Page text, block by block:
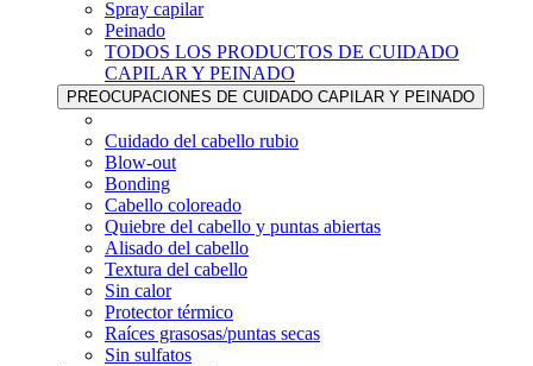
Spray capilar
Peinado
TODOS LOS PRODUCTOS DE CUIDADO
CAPILAR Y PEINADO
PREOCUPACIONES DE CUIDADO CAPILAR Y PEINADO
Cuidado del cabello rubio
Blow-out
Bonding
Cabello coloreado
Quiebre del cabello y puntas abiertas
Alisado del cabello
Textura del cabello
Sin calor
Protector térmico
Raíces grasosas/puntas secas
Sin sulfatos